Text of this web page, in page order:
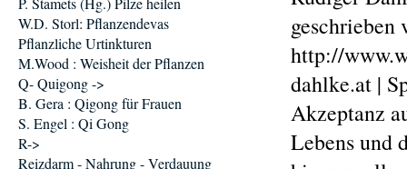
http://
dahlke.at |
Akzeptanz
Lebens und
W.D. Storl: Pflanzendevas
Pflanzliche Urtinkturen
M.Wood : Weisheit der Pflanzen
Q- Quigong ->
B. Gera : Qigong für Frauen
S. Engel : Qi Gong
R->
Reizdarm - Nahrung - Verdauung